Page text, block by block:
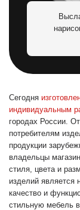
Сегодня
индивидуальным
городах России.
потребителям
продукции
владельцы
стиля, цвета и
изделий является
качество и
стильную мебель